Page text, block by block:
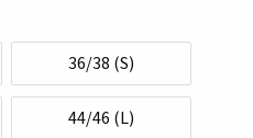
36/38 (S)
44/46 (L)